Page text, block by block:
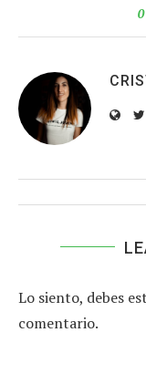
0
Lo siento, debes
comentario.